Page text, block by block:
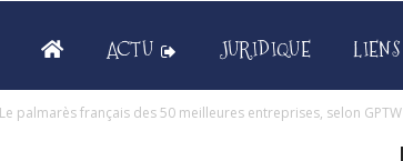
ACTU JURIDIQUE LIENS
Le palmarès français des 50 meilleures entreprises, selon GPTW